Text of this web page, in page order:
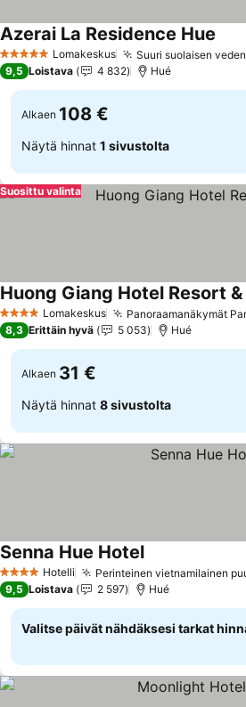
5 TähtiluokitusLomakeskus Suuri suolaisen
Azerai La Residence Hue
9,5 Loistava 4 832 Hué
Alkaen 108 €
Näytä hinnat 1 sivustolta
Suosittu valinta
4 TähtiluokitusLomakeskus Panoraamanäkymät
Huong Giang Hotel Resort &
8,3 Erittäin hyvä 5 053 Hué
Alkaen 31 €
Näytä hinnat 8 sivustolta
4 Tähtiluokitus
Hotelli Perinteinen vietnamilainen
Senna Hue Hotel
9,5 Loistava 2 597 Hué
Valitse päivät nähdäksesi tarkat